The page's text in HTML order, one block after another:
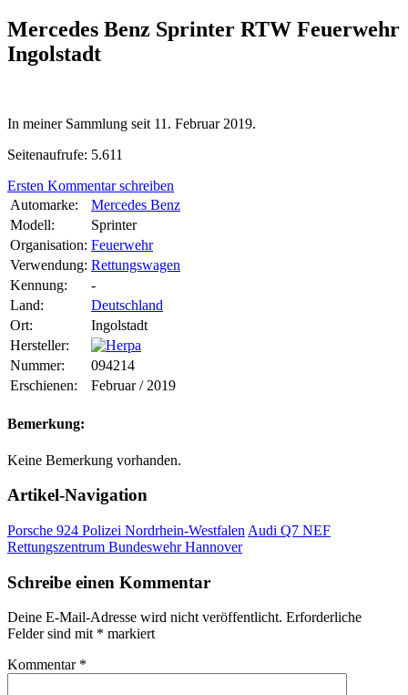
Mercedes Benz Sprinter RTW Feuerwehr
Ingolstadt
In meiner Sammlung seit 11. Februar 2019.
Seitenaufrufe: 5.611
Ersten Kommentar schreiben
Automarke:
Mercedes Benz
Modell:
Sprinter
Organisation: Feuerwehr
Verwendung: Rettungswagen
Kennung:
-
Land:
Deutschland
Ort:
Ingolstadt
Hersteller:
Nummer:
094214
Erschienen:
Februar / 2019
Bemerkung:
Keine Bemerkung vorhanden.
Artikel-Navigation
Porsche 924 Polizei Nordrhein-Westfalen Audi Q7 NEF
Rettungszentrum Bundeswehr Hannover
Schreibe einen Kommentar
Deine E-Mail-Adresse wird nicht veröffentlicht. Erforderliche
Felder sind mit * markiert
Kommentar *